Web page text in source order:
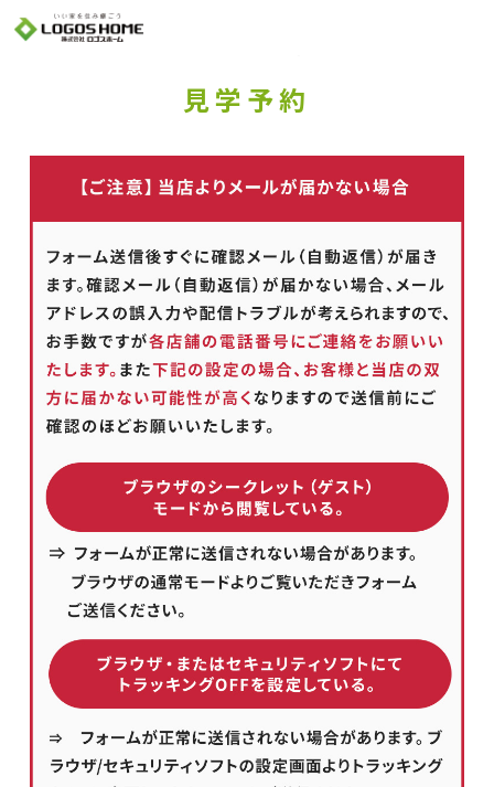
見学予約
Cookie を使用して、お客様の活動を追跡してもよろしいですか? 当社ではお客様の
プライバシーを極めて重視しています。詳細について、およびご質問がある場合